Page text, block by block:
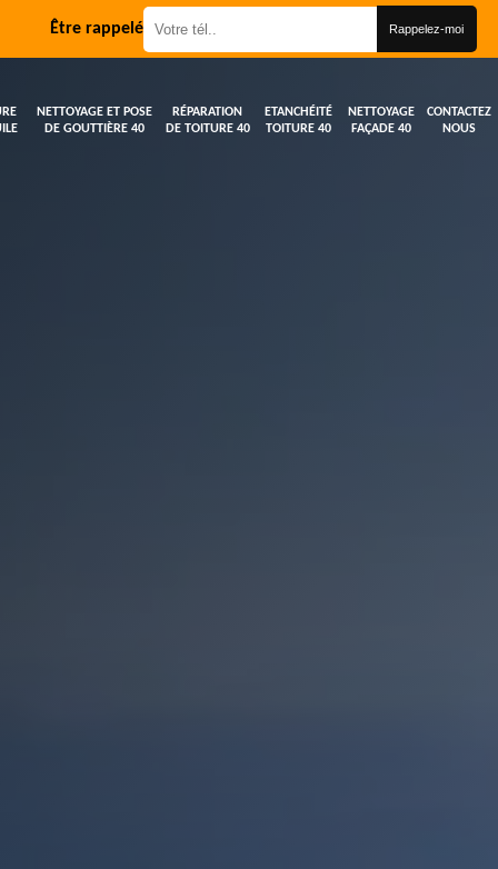
Être rappelé
NETTOYAGE ET POSE
DE GOUTTIÈRE 40
RÉPARATION
DE TOITURE 40
ETANCHÉITÉ
TOITURE 40
NETTOYAGE
FAÇADE 40
CONTACTEZ
NOUS